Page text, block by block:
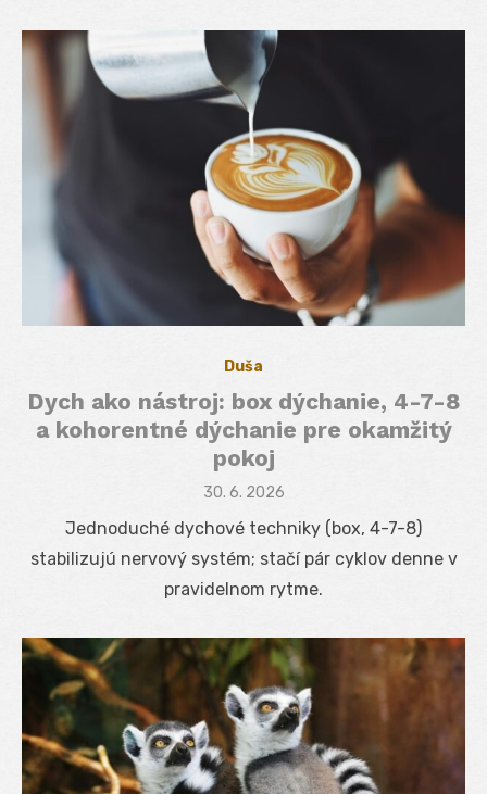
Duša
Dych ako nástroj: box dýchanie, 4-7-8
a kohorentné dýchanie pre okamžitý
pokoj
Posted
30. 6. 2026
Jednoduché dychové techniky (box, 4-7-8)
stabilizujú nervový systém; stačí pár cyklov denne v
pravidelnom rytme.